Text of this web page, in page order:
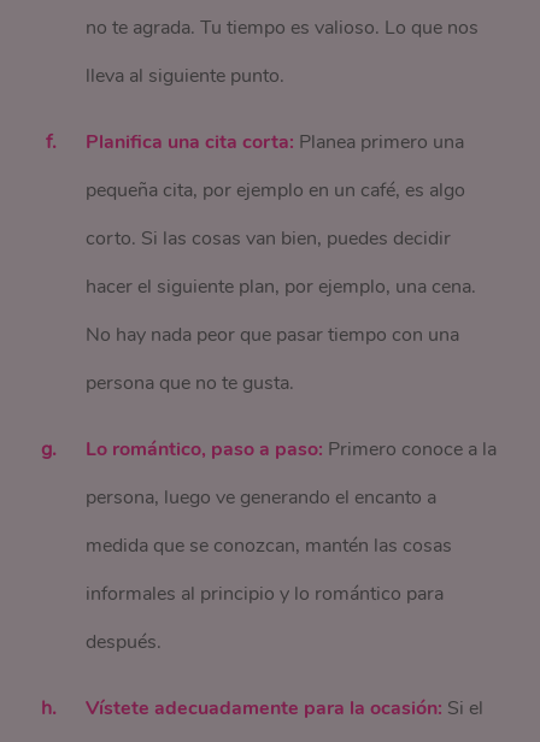
no te agrada. Tu tiempo es valioso. Lo que nos
lleva al siguiente punto.
Planifica una cita corta: Planea primero una
pequeña cita, por ejemplo en un café, es algo
corto. Si las cosas van bien, puedes decidir
hacer el siguiente plan, por ejemplo, una cena.
No hay nada peor que pasar tiempo con una
persona que no te gusta.
Lo romántico, paso a paso: Primero conoce a la
persona, luego ve generando el encanto a
medida que se conozcan, mantén las cosas
informales al principio y lo romántico para
después.
Vístete adecuadamente para la ocasión: Si el